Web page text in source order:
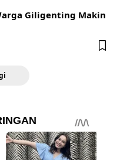
Giligenting Makin